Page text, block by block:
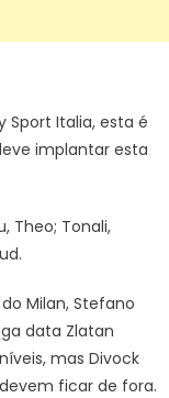
Sport Italia, esta é
implantar esta
Theo; Tonali,
Milan, Stefano
data Zlatan
mas Divock
ficar de fora.